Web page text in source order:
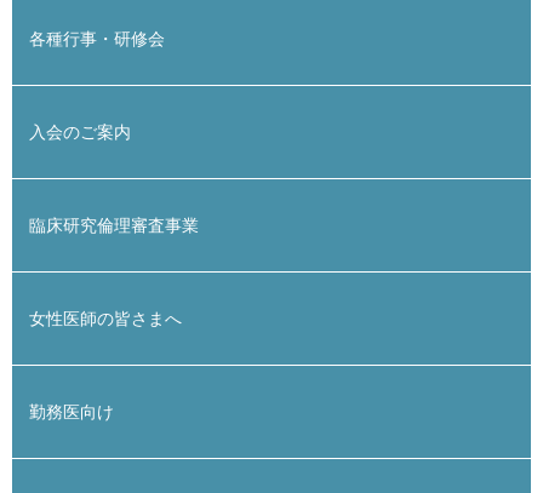
各種行事・研修会
入会のご案内
臨床研究倫理審査事業
女性医師の皆さまへ
勤務医向け